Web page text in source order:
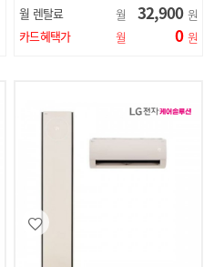
월 렌탈료 월 32,900 원
카드혜택가
월 0 원